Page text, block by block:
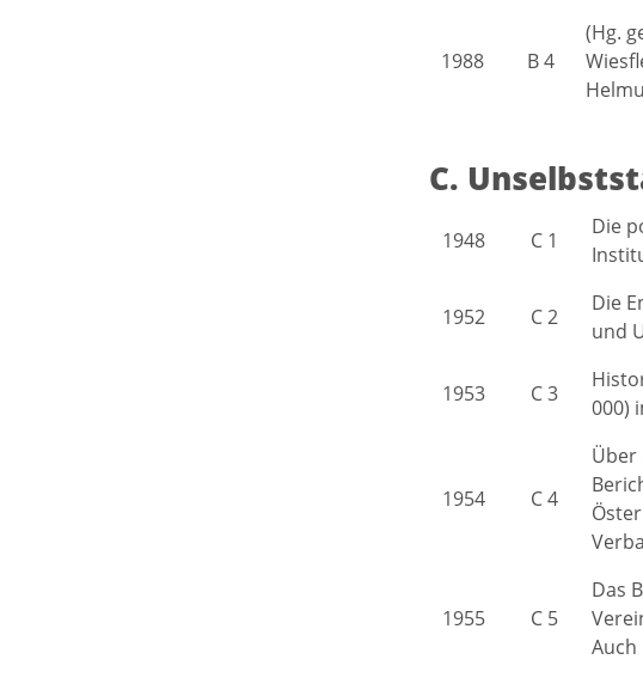
1988 B 4
(Hg.
C.
1948 C 1
Die
1952 C 2
Die
und
1953 C 3
000)
1954 C 4
Über
1955 C 5
Das
Auch